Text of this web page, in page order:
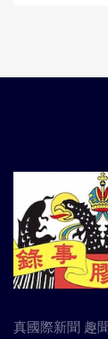
真國際新聞 趣